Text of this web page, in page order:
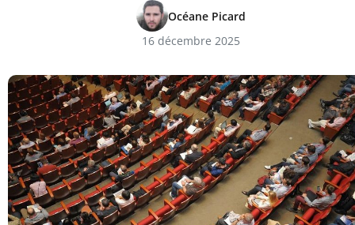
Océane Picard
16 décembre 2025